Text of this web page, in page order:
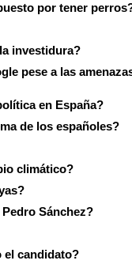
por tener
investidura?
pese a las
en España?
de los españoles?
climático?
Sánchez?
el candidato?